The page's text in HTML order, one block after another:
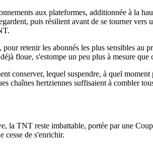
aux plateformes, additionnée à la
puis résilient avant de se tourner
retenir les abonnés les plus sensibles au
floue, s'estompe un peu plus à mesure que
conserver, lequel suspendre, à quel
chaînes hertziennes suffisaient à combler
la TNT reste imbattable, portée par une
cesse de s'enrichir.